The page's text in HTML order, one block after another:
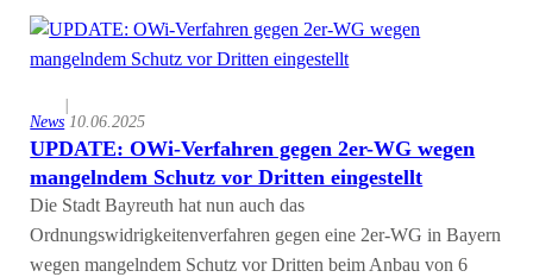
News
|
10.06.2025
UPDATE: OWi-Verfahren gegen 2er-WG wegen
mangelndem Schutz vor Dritten eingestellt
Die Stadt Bayreuth hat nun auch das
Ordnungswidrigkeitenverfahren gegen eine 2er-WG in Bayern
wegen mangelndem Schutz vor Dritten beim Anbau von 6